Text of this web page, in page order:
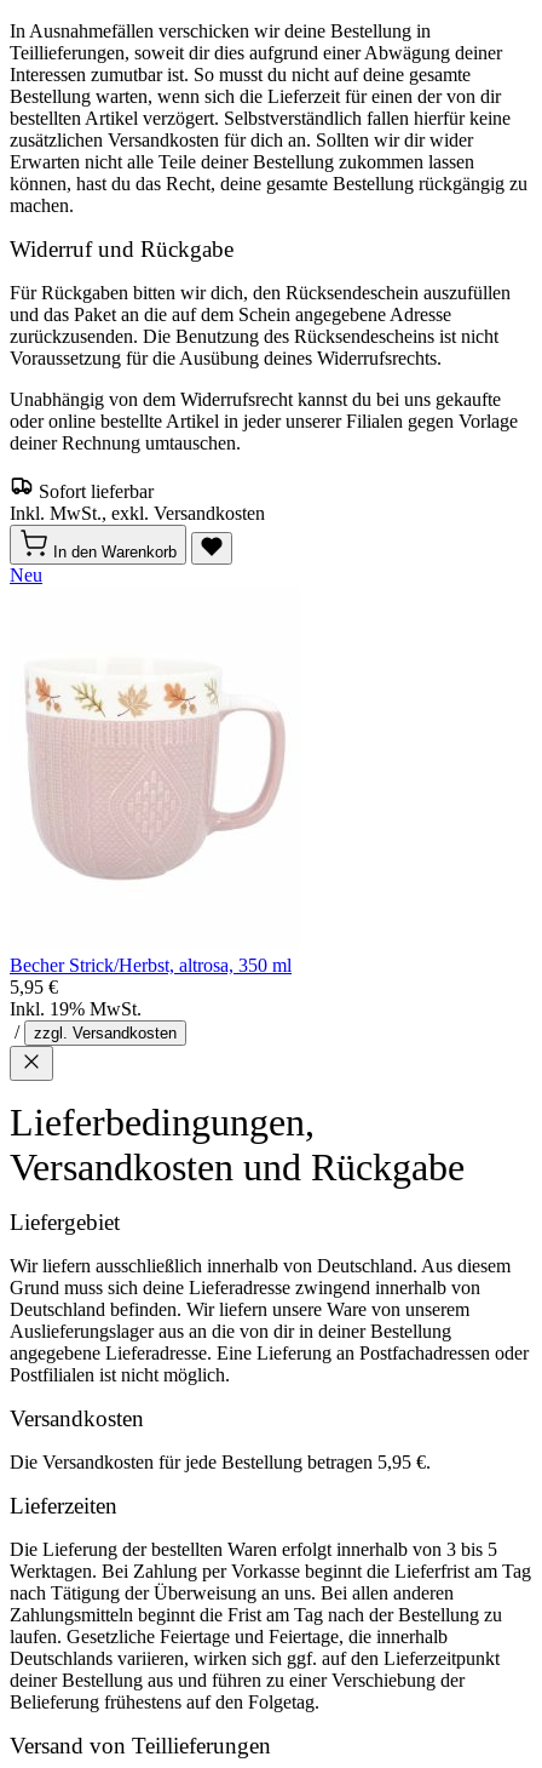
In Ausnahmefällen verschicken wir deine Bestellung in
Teillieferungen, soweit dir dies aufgrund einer Abwägung deiner
Interessen zumutbar ist. So musst du nicht auf deine gesamte
Bestellung warten, wenn sich die Lieferzeit für einen der von dir
bestellten Artikel verzögert. Selbstverständlich fallen hierfür keine
zusätzlichen Versandkosten für dich an. Sollten wir dir wider
Erwarten nicht alle Teile deiner Bestellung zukommen lassen
können, hast du das Recht, deine gesamte Bestellung rückgängig zu
machen.
Widerruf und Rückgabe
Für Rückgaben bitten wir dich, den Rücksendeschein auszufüllen
und das Paket an die auf dem Schein angegebene Adresse
zurückzusenden. Die Benutzung des Rücksendescheins ist nicht
Voraussetzung für die Ausübung deines Widerrufsrechts.
Unabhängig von dem Widerrufsrecht kannst du bei uns gekaufte
oder online bestellte Artikel in jeder unserer Filialen gegen Vorlage
deiner Rechnung umtauschen.
Sofort lieferbar
Inkl. MwSt., exkl. Versandkosten
In den Warenkorb
Neu
Becher Strick/Herbst, altrosa, 350 ml
5,95 €
Inkl. 19% MwSt.
/
zzgl. Versandkosten
Lieferbedingungen,
Versandkosten und Rückgabe
Liefergebiet
Wir liefern ausschließlich innerhalb von Deutschland. Aus diesem
Grund muss sich deine Lieferadresse zwingend innerhalb von
Deutschland befinden. Wir liefern unsere Ware von unserem
Auslieferungslager aus an die von dir in deiner Bestellung
angegebene Lieferadresse. Eine Lieferung an Postfachadressen oder
Postfilialen ist nicht möglich.
Versandkosten
Die Versandkosten für jede Bestellung betragen 5,95 €.
Lieferzeiten
Die Lieferung der bestellten Waren erfolgt innerhalb von 3 bis 5
Werktagen. Bei Zahlung per Vorkasse beginnt die Lieferfrist am Tag
nach Tätigung der Überweisung an uns. Bei allen anderen
Zahlungsmitteln beginnt die Frist am Tag nach der Bestellung zu
laufen. Gesetzliche Feiertage und Feiertage, die innerhalb
Deutschlands variieren, wirken sich ggf. auf den Lieferzeitpunkt
deiner Bestellung aus und führen zu einer Verschiebung der
Belieferung frühestens auf den Folgetag.
Versand von Teillieferungen